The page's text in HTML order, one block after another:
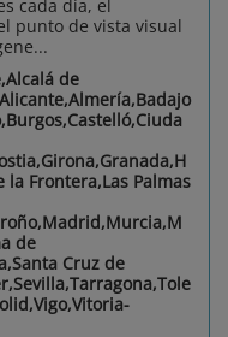
cada día, el
punto de vista visual
de
la Frontera,Las Palmas
de
Cruz de